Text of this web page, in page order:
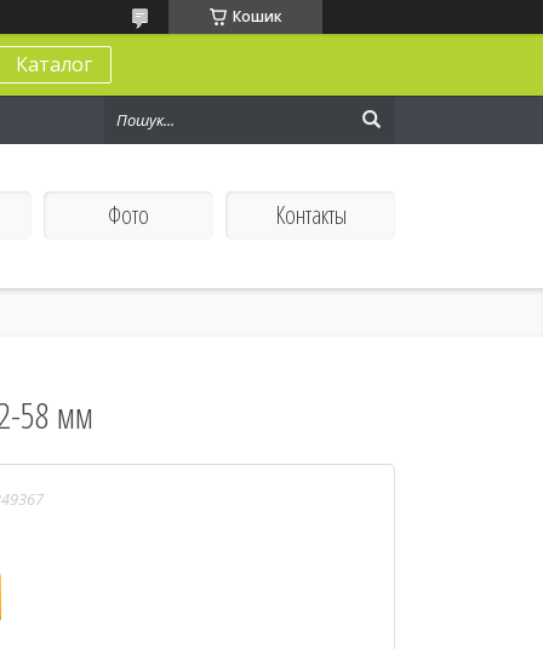
Кошик
Каталог
Фото Контакты
58 мм